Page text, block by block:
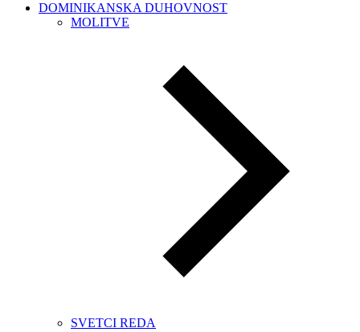
DOMINIKANSKA DUHOVNOST
MOLITVE
SVETCI REDA